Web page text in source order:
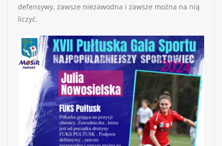
defensywy, zawsze niezawodna i zawsze można na nią
liczyć.